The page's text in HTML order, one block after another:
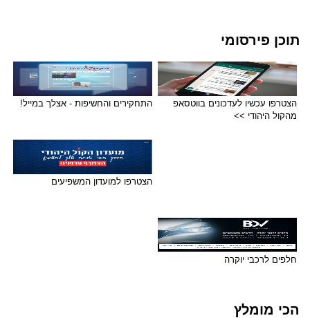
תוכן פירסומי
הצטרפו עכשיו לעדכונים בווטסאפ
מהקול היהודי >>
התחקירים והחשיפות - אצלך במייל!
הצטרפו למועדון המשפיעים
חלפים לרכבי יוקרה
הכי מומלץ